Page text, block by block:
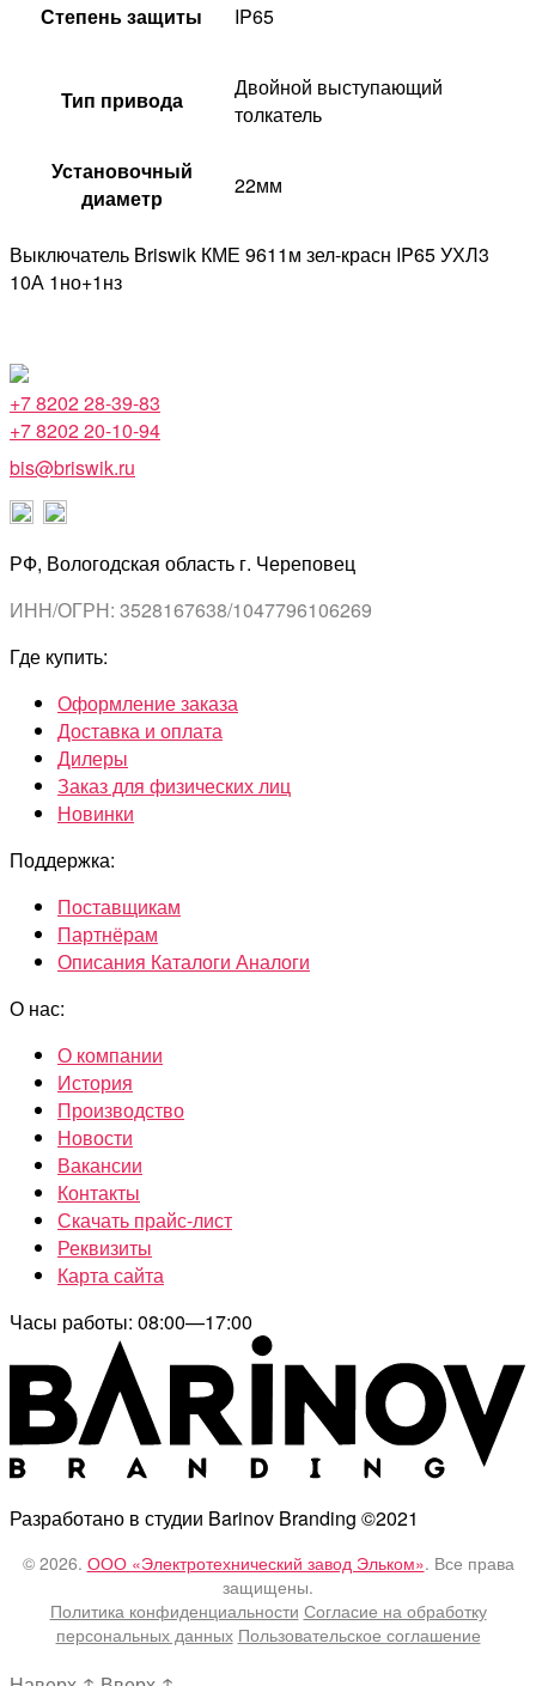
Степень защиты IP65
Тип привода
Двойной выступающий
толкатель
Установочный
диаметр
22мм
Выключатель Briswik КМЕ 9611м зел-красн IP65 УХЛ3
10А 1но+1нз
+7 8202 28-39-83
+7 8202 20-10-94
bis@briswik.ru
РФ, Вологодская область г. Череповец
ИНН/ОГРН: 3528167638/1047796106269
Где купить:
Оформление заказа
Доставка и оплата
Дилеры
Заказ для физических лиц
Новинки
Поддержка:
Поставщикам
Партнёрам
Описания Каталоги Аналоги
О нас:
О компании
История
Производство
Новости
Вакансии
Контакты
Скачать прайс-лист
Реквизиты
Карта сайта
Часы работы: 08:00—17:00
Разработано в студии Barinov Branding ©2021
© 2026. ООО «Электротехнический завод Эльком». Все права
защищены.
Политика конфиденциальности Согласие на обработку
персональных данных Пользовательское соглашение